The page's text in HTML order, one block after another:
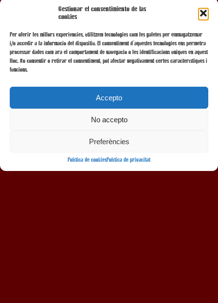
Gestionar el consentimiento de las
cookies
Per oferir les millors experiències, utilitzem tecnologies com les galetes per emmagatzemar
i/o accedir a la informació del dispositiu. El consentiment d'aquestes tecnologies ens permetrà
processar dades com ara el comportament de navegació o les identificacions úniques en aquest
lloc. No consentir o retirar el consentiment, pot afectar negativament certes característiques i
funcions.
Accepto
No accepto
Preferències
Política de cookiesPolítica de privacitat
AMB EL SUPORT
AMB LA COL·LABORACIÓ